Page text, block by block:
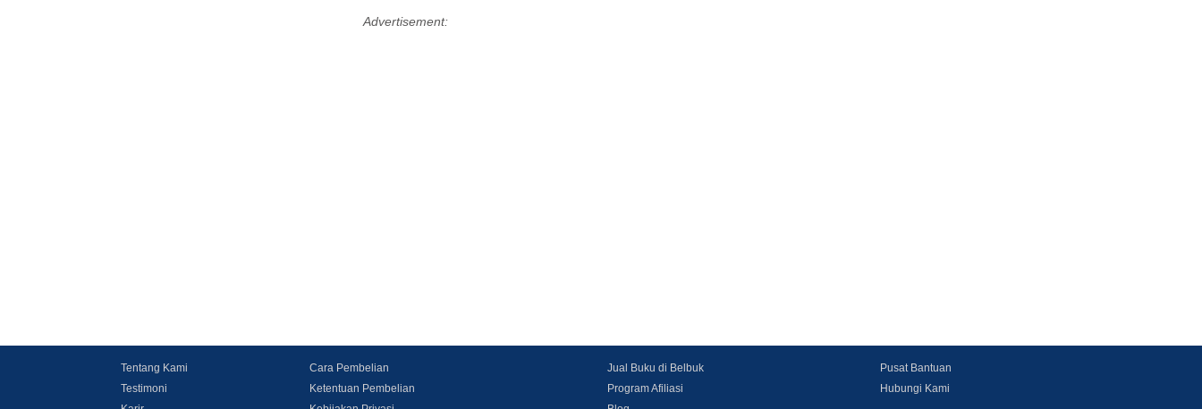
Advertisement:
Tentang Kami
Testimoni
Cara Pembelian
Ketentuan Pembelian
Jual Buku di Belbuk
Program Afiliasi
Pusat Bantuan
Hubungi Kami